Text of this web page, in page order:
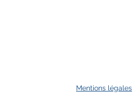
Mentions légales